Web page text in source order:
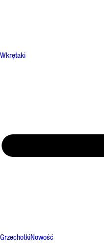
Wkrętaki
GrzechotkiNowość